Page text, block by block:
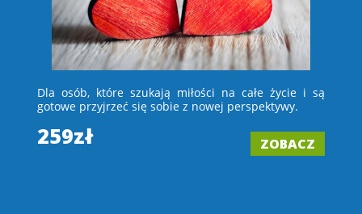
Dla osób, które szukają miłości na całe życie i są
gotowe przyjrzeć się sobie z nowej perspektywy.
259zł ZOBACZ